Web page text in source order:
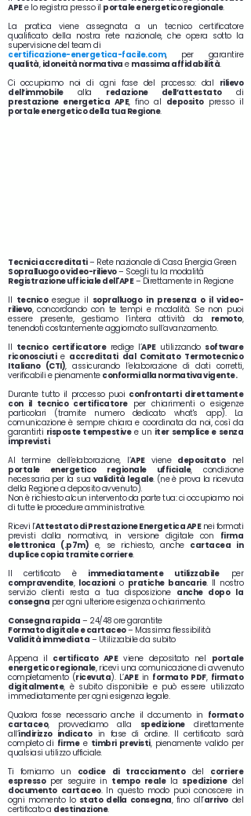
APEe lo registra presso il portale energetico regionale.
La pratica viene assegnata a un tecnico certificatore
qualificato della nostra rete nazionale, che opera sotto la
supervisione del team di
certificazione-energetica-facile.com, per garantire
qualità, idoneità normativa e massima affidabilità.
Ci occupiamo noi di ogni fase del processo: dal rilievo
dell’immobilealla redazione dell’attestatodi
prestazione energetica APE, fino al depositopresso il
portale energetico della tua Regione.
Tecnici accreditati– Rete nazionale di Casa Energia Green
Sopralluogo o video-rilievo– Scegli tu la modalità
Registrazione ufficiale dell'APE– Direttamente in Regione
Il tecnicoesegue il sopralluogo in presenza o il video-
rilievo, concordando con te tempi e modalità. Se non puoi
essere presente, gestiamo l’intera attività da remoto,
tenendoti costantemente aggiornato sull’avanzamento.
Il tecnico certificatoreredige l’APEutilizzando software
riconosciuti e accreditati dal Comitato Termotecnico
Italiano (CTI), assicurando l’elaborazione di dati corretti,
verificabili e pienamente conformi alla normativa vigente.
Durante tutto il processo puoi confrontarti direttamente
con il tecnico certificatoreper chiarimenti o esigenze
particolari (tramite numero dedicato what's app). La
comunicazione è sempre chiara e coordinata da noi, così da
garantirti risposte tempestivee un iter semplice e senza
imprevisti.
Al termine dell’elaborazione, l’APEviene depositatonel
portale energetico regionale ufficiale, condizione
necessaria per la sua validità legale. (ne è prova la ricevuta
della Regione a deposito avvenuto).
Non è richiesto alcun intervento da parte tua: ci occupiamo noi
di tutte le procedure amministrative.
Ricevi l’Attestato di Prestazione Energetica APEnei formati
previsti dalla normativa, in versione digitale con firma
elettronica (.p7m) e, se richiesto, anche cartacea in
duplice copia tramite corriere.
Il certificato è immediatamente utilizzabileper
compravendite, locazionio pratiche bancarie. Il nostro
servizio clienti resta a tua disposizione anche dopo la
consegna per ogni ulteriore esigenza o chiarimento.
Consegna rapida – 24/48 ore garantite
Formato digitale e cartaceo– Massima flessibilità
Validità immediata – Utilizzabile da subito
Appena il certificato APEviene depositato nel portale
energetico regionale, ricevi una comunicazione di avvenuto
completamento (ricevuta). L’APEin formato PDF, firmato
digitalmente, è subito disponibile e può essere utilizzato
immediatamente per ogni esigenza legale.
Qualora fosse necessario anche il documento in formato
cartaceo, provvediamo alla spedizionedirettamente
all’indirizzo indicatoin fase di ordine. Il certificato sarà
completo di firmee timbri previsti, pienamente valido per
qualsiasi utilizzo ufficiale.
Ti forniamo un codice di tracciamentodel corriere
espressoper seguire in tempo realela spedizionedel
documento cartaceo. In questo modo puoi conoscere in
ogni momento lo stato della consegna, fino all’arrivodel
certificato a destinazione.